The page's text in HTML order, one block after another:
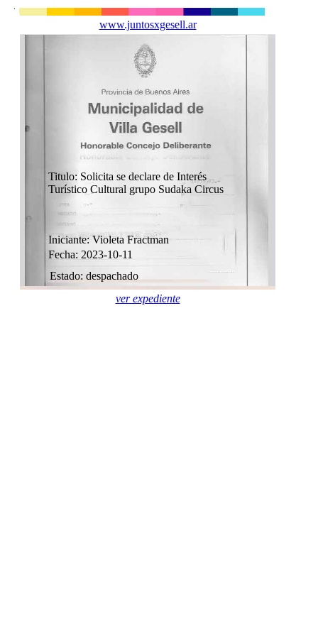
Titulo: Solicita se declare de Interés
Turístico Cultural grupo Sudaka Circus
Fecha: 2023-10-11
Estado: despachado
Iniciante: Violeta Fractman
www.juntosxgesell.ar
ver expediente